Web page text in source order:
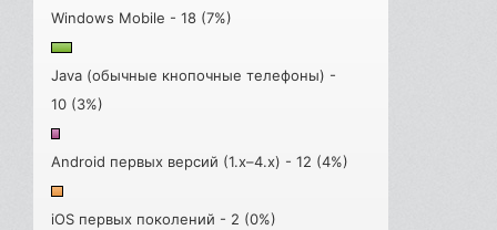
Windows Mobile - 18 (7%)
Java (обычные кнопочные телефоны) -
10 (3%)
Android первых версий (1.x–4.x) - 12 (4%)
iOS первых поколений - 2 (0%)